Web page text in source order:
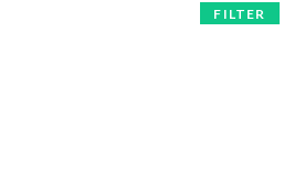
FILTER